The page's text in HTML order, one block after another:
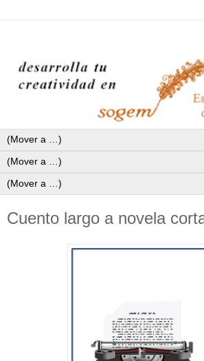
Cuento largo a novela